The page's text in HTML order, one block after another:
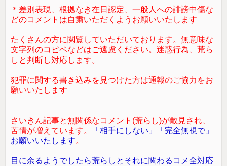
＊差別表現、根拠なき在日認定、一般人への誹謗中傷な
どのコメントは自粛いただくようお願いいたします
たくさんの方に閲覧していただいております。無意味な
文字列のコピペなどはご遠慮ください。迷惑行為、荒ら
しと判断し対応します。
犯罪に関する書き込みを見つけた方は通報のご協力をお
願いいたします
さいきん記事と無関係なコメント(荒らし)が散見され、
苦情が増えています。
「相手にしない」「完全無視で」
お願いいたします。
目に余るようでしたら荒らしとそれに関わるコメ全対応